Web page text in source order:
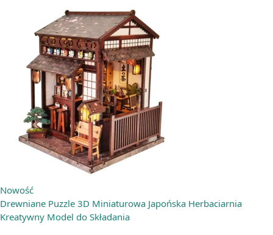
Nowość
Drewniane Puzzle 3D Miniaturowa Japońska Herbaciarnia
Kreatywny Model do Składania